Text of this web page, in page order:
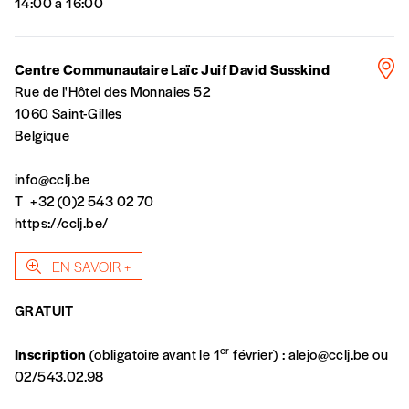
INSCRIPTION
financièrement à tout moment, même après
avoir reçu plusieurs numéros. Ce paiement
n’est pas indispensable. Il marque votre
volonté de soutenir nos activités.
NOS
FORMULES
Abonnement
1 an = 5 numéros
Centre Communautaire Laïc Juif David Susskind
Rue de l'Hôtel des Monnaies 52
1060 Saint-Gilles
Belgique
info@cclj.be
T +32 (0)2 543 02 70
https://cclj.be/
EN SAVOIR +
GRATUIT
Inscription (obligatoire avant le 1er février) :alejo@cclj.beou
02/543.02.98